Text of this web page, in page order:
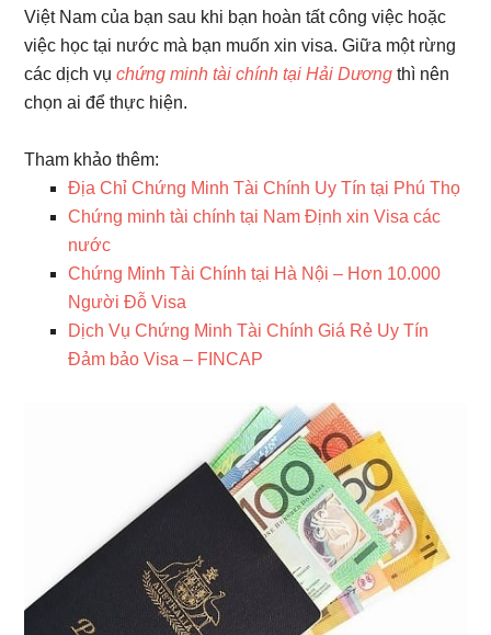
Việt Nam của bạn sau khi bạn hoàn tất công việc hoặc
việc học tại nước mà bạn muốn xin visa. Giữa một rừng
các dịch vụchứng minh tài chính tại Hải Dương thì nên
chọn ai để thực hiện.
Tham khảo thêm:
Địa Chỉ Chứng Minh Tài Chính Uy Tín tại Phú Thọ
Chứng minh tài chính tại Nam Định xin Visa các
nước
Chứng Minh Tài Chính tại Hà Nội – Hơn 10.000
Người Đỗ Visa
Dịch Vụ Chứng Minh Tài Chính Giá Rẻ Uy Tín
Đảm bảo Visa – FINCAP